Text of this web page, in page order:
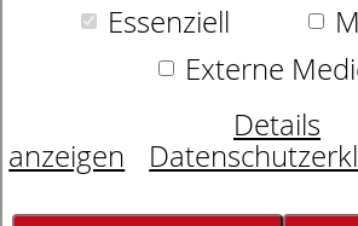
Essenziell
Externe
Details
anzeigen
Innova für Sie zu finden. Sie
eine erste Orientierung,
Sie der Richtige ist? Machen